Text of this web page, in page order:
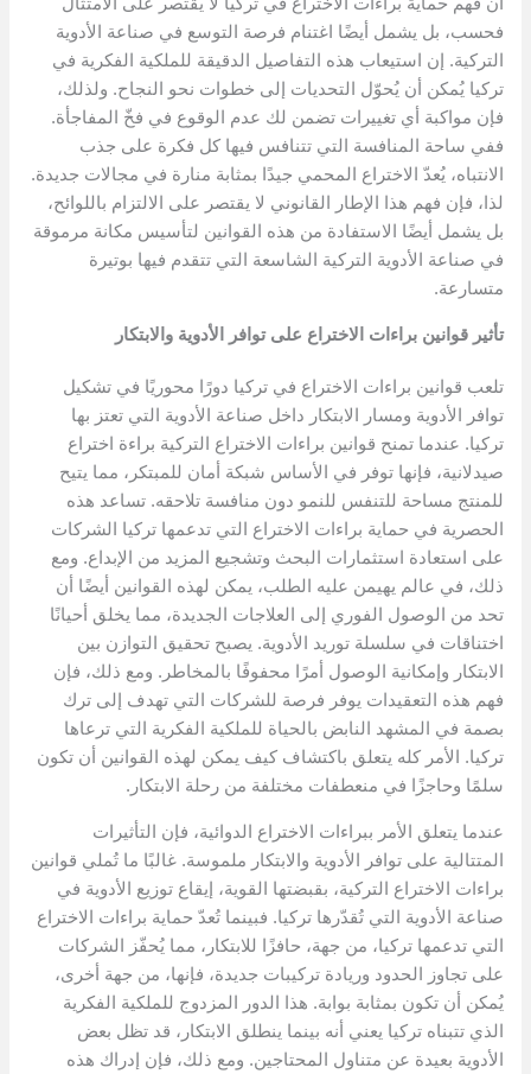
فحسب، بل يشمل أيضًا اغتنام فرصة التوسع في صناعة الأدوية
التركية. إن استيعاب هذه التفاصيل الدقيقة للملكية الفكرية في
تركيا يُمكن أن يُحوّل التحديات إلى خطوات نحو النجاح. ولذلك،
فإن مواكبة أي تغييرات تضمن لك عدم الوقوع في فخّ المفاجأة.
ففي ساحة المنافسة التي تتنافس فيها كل فكرة على جذب
الانتباه، يُعدّ الاختراع المحمي جيدًا بمثابة منارة في مجالات جديدة.
لذا، فإن فهم هذا الإطار القانوني لا يقتصر على الالتزام باللوائح،
بل يشمل أيضًا الاستفادة من هذه القوانين لتأسيس مكانة مرموقة
في صناعة الأدوية التركية الشاسعة التي تتقدم فيها بوتيرة
متسارعة.
تأثير قوانين براءات الاختراع على توافر الأدوية والابتكار
تلعب قوانين براءات الاختراع في تركيا دورًا محوريًا في تشكيل
توافر الأدوية ومسار الابتكار داخل صناعة الأدوية التي تعتز بها
تركيا. عندما تمنح قوانين براءات الاختراع التركية براءة اختراع
صيدلانية، فإنها توفر في الأساس شبكة أمان للمبتكر، مما يتيح
للمنتج مساحة للتنفس للنمو دون منافسة تلاحقه. تساعد هذه
الحصرية في حماية براءات الاختراع التي تدعمها تركيا الشركات
على استعادة استثمارات البحث وتشجيع المزيد من الإبداع. ومع
ذلك، في عالم يهيمن عليه الطلب، يمكن لهذه القوانين أيضًا أن
تحد من الوصول الفوري إلى العلاجات الجديدة، مما يخلق أحيانًا
اختناقات في سلسلة توريد الأدوية. يصبح تحقيق التوازن بين
الابتكار وإمكانية الوصول أمرًا محفوفًا بالمخاطر. ومع ذلك، فإن
فهم هذه التعقيدات يوفر فرصة للشركات التي تهدف إلى ترك
بصمة في المشهد النابض بالحياة للملكية الفكرية التي ترعاها
تركيا. الأمر كله يتعلق باكتشاف كيف يمكن لهذه القوانين أن تكون
سلمًا وحاجزًا في منعطفات مختلفة من رحلة الابتكار.
عندما يتعلق الأمر ببراءات الاختراع الدوائية، فإن التأثيرات
المتتالية على توافر الأدوية والابتكار ملموسة. غالبًا ما تُملي قوانين
براءات الاختراع التركية، بقبضتها القوية، إيقاع توزيع الأدوية في
صناعة الأدوية التي تُقدّرها تركيا. فبينما تُعدّ حماية براءات الاختراع
التي تدعمها تركيا، من جهة، حافزًا للابتكار، مما يُحفّز الشركات
على تجاوز الحدود وريادة تركيبات جديدة، فإنها، من جهة أخرى،
يُمكن أن تكون بمثابة بوابة. هذا الدور المزدوج للملكية الفكرية
الذي تتبناه تركيا يعني أنه بينما ينطلق الابتكار، قد تظل بعض
الأدوية بعيدة عن متناول المحتاجين. ومع ذلك، فإن إدراك هذه